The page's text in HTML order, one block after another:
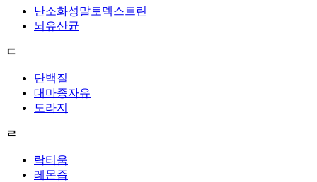
난소화성말토덱스트린
뇌유산균
ㄷ
단백질
대마종자유
도라지
ㄹ
락티움
레몬즙